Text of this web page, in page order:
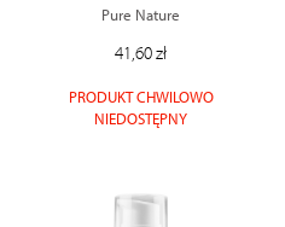
Pure Nature
41,60 zł
PRODUKT CHWILOWO
NIEDOSTĘPNY